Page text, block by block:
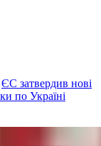
ЄС затвердив нові
по Україні